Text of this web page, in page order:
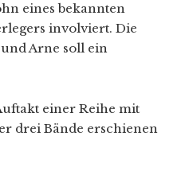
eines bekannten
involviert. Die
Arne soll ein
einer Reihe mit
drei Bände erschienen